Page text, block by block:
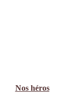
Nos héros